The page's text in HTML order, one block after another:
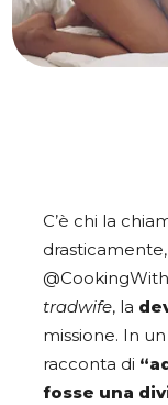
C’è chi la
drasticamente,
tradwife, la
missione. In
racconta di
fosse una